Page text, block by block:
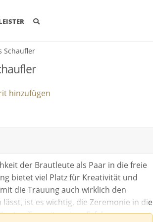
Schaufler
hinzufügen
der Brautleute als Paar in die freie
bietet viel Platz für Kreativität und
die Trauung auch wirklich den
ist es wichtig, die Zeremonie in die
Tag mit meiner Erfahrung aus